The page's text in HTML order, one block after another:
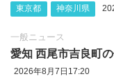
東京都 神奈川県
一般ニュース
愛知 西尾市吉良町
2026年8月7日17:20